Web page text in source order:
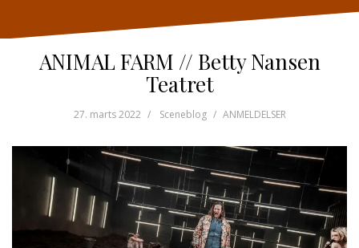
ANIMAL FARM // Betty Nansen
Teatret
27. marts 2022 Sceneblog ANMELDELSER